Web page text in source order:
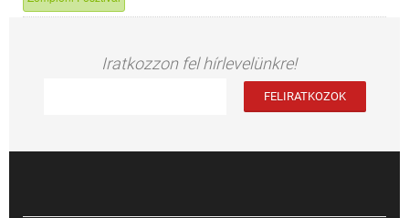
Iratkozzon fel hírlevelünkre!